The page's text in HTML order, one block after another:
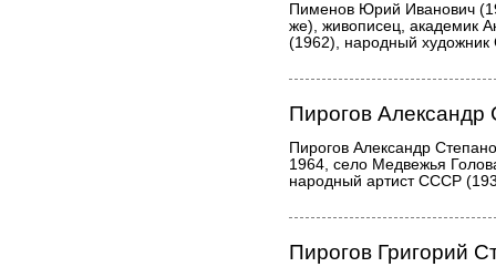
Пименов Юрий Иванович
же), живописец, академик
(1962), народный
Пирогов Александр
Пирогов Александр
1964, село Медвежья
народный артист СССР
Пирогов Григорий